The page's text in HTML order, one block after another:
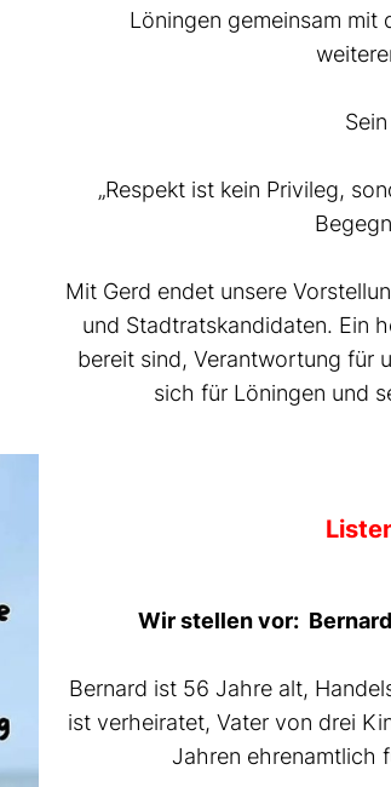
Löningen gemeinsam mit
„Respekt ist kein Privileg,
Mit Gerd endet unsere
und Stadtratskandidaten. Ein
bereit sind, Verantwortung für
sich für Löningen und
Wir stellen vor:
Bernard ist 56 Jahre alt,
ist verheiratet, Vater von drei
Jahren ehrenamtlich